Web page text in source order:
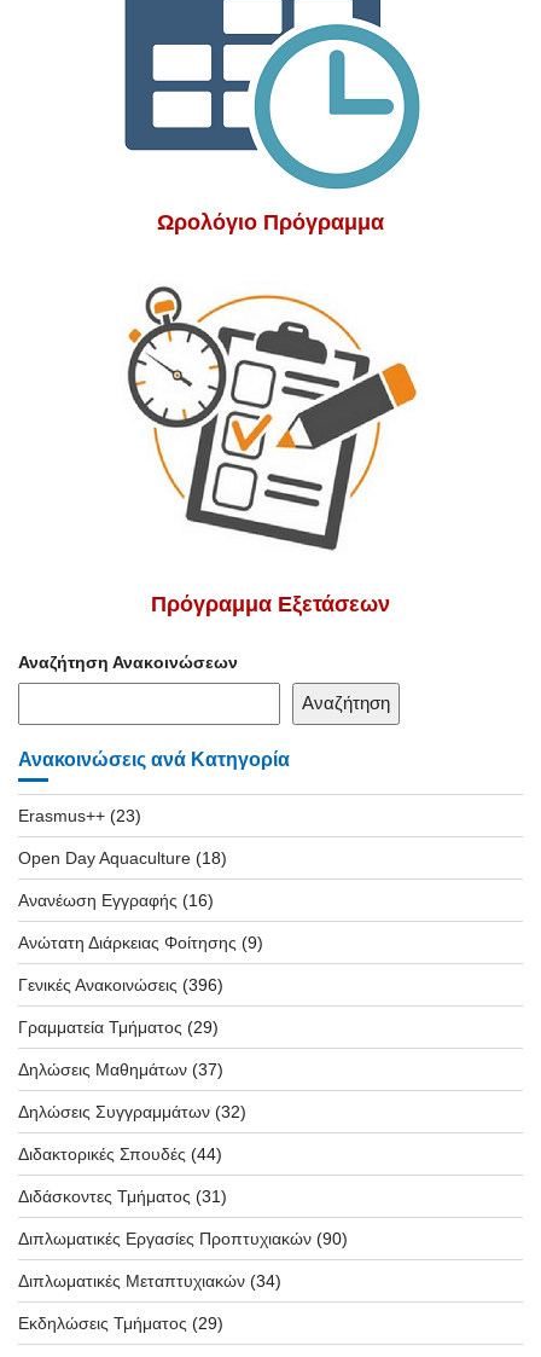
Ωρολόγιο Πρόγραμμα
Πρόγραμμα Εξετάσεων
Αναζήτηση Ανακοινώσεων
Αναζήτηση
Ανακοινώσεις ανά Κατηγορία
Erasmus++ (23)
Open Day Aquaculture (18)
Ανανέωση Εγγραφής (16)
Ανώτατη Διάρκειας Φοίτησης (9)
Γενικές Ανακοινώσεις (396)
Γραμματεία Τμήματος (29)
Δηλώσεις Μαθημάτων (37)
Δηλώσεις Συγγραμμάτων (32)
Διδακτορικές Σπουδές (44)
Διδάσκοντες Τμήματος (31)
Διπλωματικές Εργασίες Προπτυχιακών (90)
Διπλωματικές Μεταπτυχιακών (34)
Εκδηλώσεις Τμήματος (29)